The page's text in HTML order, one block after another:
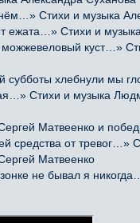
Стихи и музыка
Стихи и
куст…»
хлебнули мы
Стихи и музыка
Матвеенко и
от тревог…»
Матвеенко
не бывал я